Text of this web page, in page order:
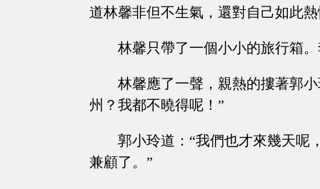
道林馨非但不生氣，還對自己如此
林馨只帶了一個小小的旅行箱
林馨應了一聲，親熱的摟著郭
州？我都不曉得呢！”
郭小玲道：“我們也才來幾天呢
兼顧了。”